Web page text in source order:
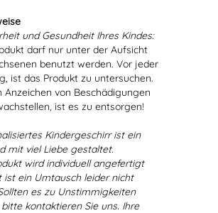
und Gesundheit Ihres Kindes:
darf nur unter der Aufsicht
benutzt werden. Vor jeder
ist das Produkt zu untersuchen.
Anzeichen von Beschädigungen
ist es zu entsorgen!
Kindergeschirr ist ein
mit viel Liebe gestaltet.
wird individuell angefertigt
ist ein Umtausch leider nicht
es zu Unstimmigkeiten
kontaktieren Sie uns. Ihre